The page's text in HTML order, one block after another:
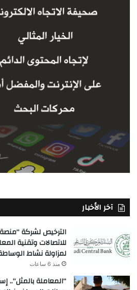
آخر الأخبار
الترخيص لشركة
للاتصالات وتقنية
لمزاولة نشاط
منذ 6 ساعات
“المعاملة بالمثل”..